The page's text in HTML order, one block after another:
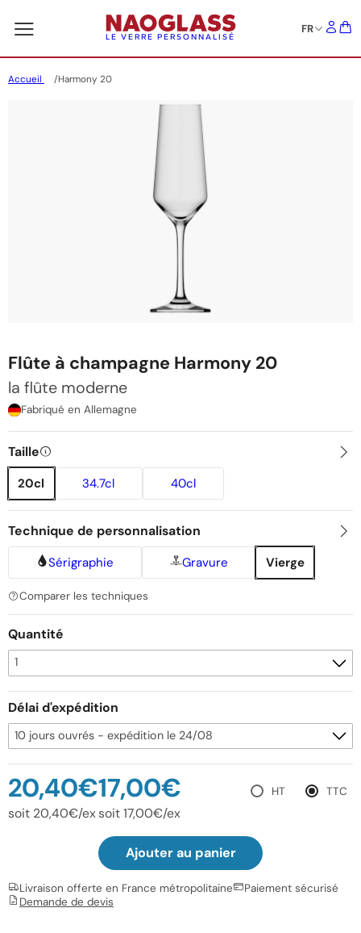
LE VERRE PERSONNALISÉ
FR
Accueil Harmony 20
Flûte à champagne Harmony 20
la flûte moderne
Fabriqué en Allemagne
Taille
20cl 34.7cl 40cl
Technique de personnalisation
Sérigraphie Gravure Vierge
Comparer les techniques
Quantité
Délai d'expédition
HT TTC
20,40€
soit 20,40€/ex
17,00€
soit 17,00€/ex
Ajouter au panier
Livraison offerte en France métropolitaine
Paiement sécurisé
Demande de devis